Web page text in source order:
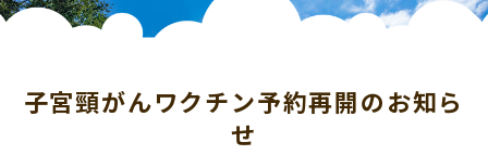
子宮頸がんワクチン予約再開のお知ら
せ